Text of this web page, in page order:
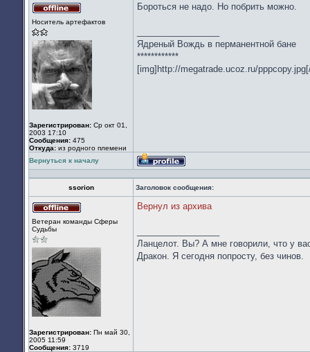
в
Носитель артефактов
Зарегистрирован: Ср окт 01,
2003 17:10
Сообщения: 475
Откуда: из родного племени
Бороться не надо. Но побрить можно.
Ядреный Вождь в перманентной бане
************
[img]http://megatrade.ucoz.ru/
Вернуться к началу
Профиль
ssorion Заголовок сообщения:
в
Ветеран команды Сферы
Судьбы
Зарегистрирован: Пн май 30,
2005 11:59
Сообщения: 3719
Вернул из архива
Ланцелот. Вы? А мне говорили, что у
Дракон. Я сегодня попросту, без чинов.